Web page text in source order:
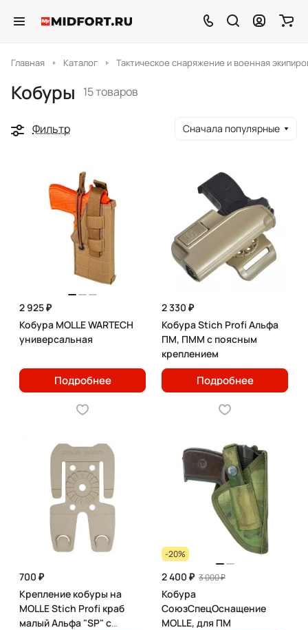
Главная Каталог Тактическое снаряжение и военная
Кобуры 15 товаров
Фильтр Сначала популярные
2 925 ₽
Кобура MOLLE WARTECH
универсальная
Подробнее
2 330 ₽
Кобура Stich Profi Альфа
ПМ, ПММ с поясным
креплением
Подробнее
700 ₽
Крепление кобуры на
MOLLE Stich Profi краб
малый Альфа "SP" с
-20%
2 400 ₽ 3 000 ₽
Кобура
СоюзСпецОснащение
MOLLE, для ПМ